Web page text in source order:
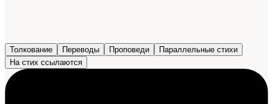
Толкование Переводы Проповеди
Параллельные стихи
На стих ссылаются